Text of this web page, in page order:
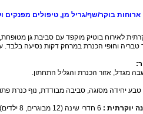
ארוחות בוקר/שף/גריל מן, טיפולים מפנקים
לאירוח בוטיק מוקפד עם סביבת גן
טבריה וחופי הכנרת במרחק דקות נסיעה בלבד.
:
מגדל, אזור הכנרת והגליל התחתון.
יחידה מסוגה, סביבה מבודדת, נוף כנרת
יוקרתית :